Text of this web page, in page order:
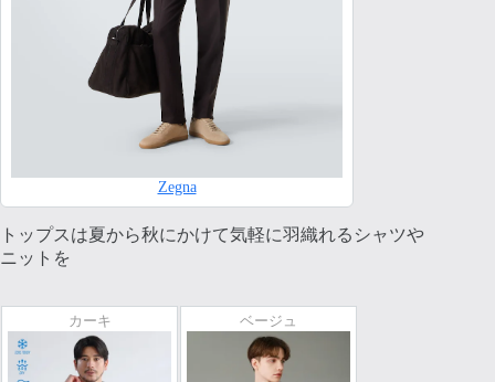
Zegna
トップスは夏から秋にかけて気軽に羽織れるシャツや
ニットを
カーキ ベージュ